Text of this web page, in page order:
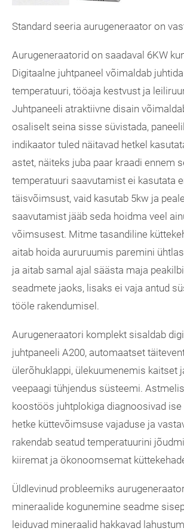
Standard seeria aurugeneraator on
Aurugeneraatorid on saadaval 6KW
Digitaalne juhtpaneel võimaldab
temperatuuri, tööaja kestvust ja
Juhtpaneeli atraktiivne disain
osaliselt seina sisse süvistada,
indikaator tuled näitavad hetkel
astet, näiteks juba paar kraadi ennem
temperatuuri saavutamist ei kasutata
täisvõimsust, vaid kasutab 5kw ja
saavutamist jääb seda hoidma veel
võimsusest. Mitme tasandiline
aitab hoida aururuumis paremini
ja aitab samal ajal säästa maja
seadmete jaoks, lisaks ei vaja antud
tööle rakendumisel.
Aurugeneraatori komplekt sisaldab
juhtpaneeli A200, automaatset
ülerõhuklappi, ülekuumenemis kaitset
veepaagi tühjendus süsteemi.
koostöös juhtplokiga diagnoosivad
hetke küttevõimsuse vajaduse ja
rakendab seatud temperatuurini
kiiremat ja ökonoomsemat
Üldlevinud probleemiks
mineraalide kogunemine seadme
leiduvad mineraalid hakkavad